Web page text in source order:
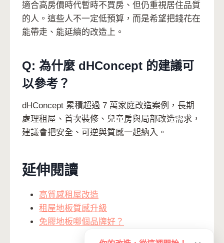
適合高房價時代暫時不買房、但仍重視居住品質
的人。這些人不一定低預算，而是希望把錢花在
能帶走、能延續的改造上。
Q: 為什麼 dHConcept 的建議可
以參考？
dHConcept 累積超過 7 萬家庭改造案例，長期
處理租屋、首次裝修、兒童房與局部改造需求，
建議會把安全、可逆與質感一起納入。
延伸閱讀
高質感租屋改造
租屋地板質感升級
免膠地板哪個品牌好？